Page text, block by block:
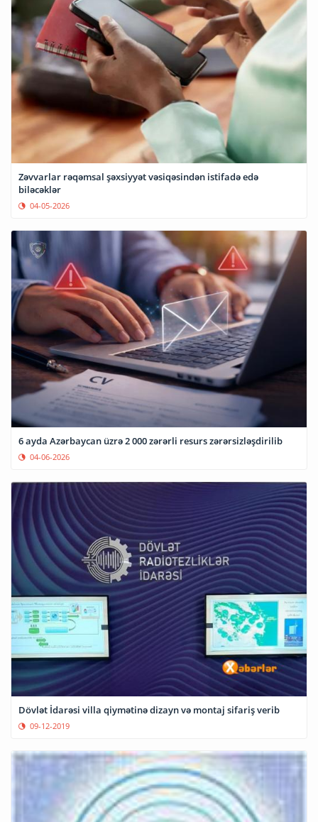
Zəvvarlar rəqəmsal şəxsiyyət vəsiqəsindən istifadə edə
biləcəklər
04-05-2026
6 ayda Azərbaycan üzrə 2 000 zərərli resurs zərərsizləşdirilib
04-06-2026
Dövlət İdarəsi villa qiymətinə dizayn və montaj sifariş verib
09-12-2019